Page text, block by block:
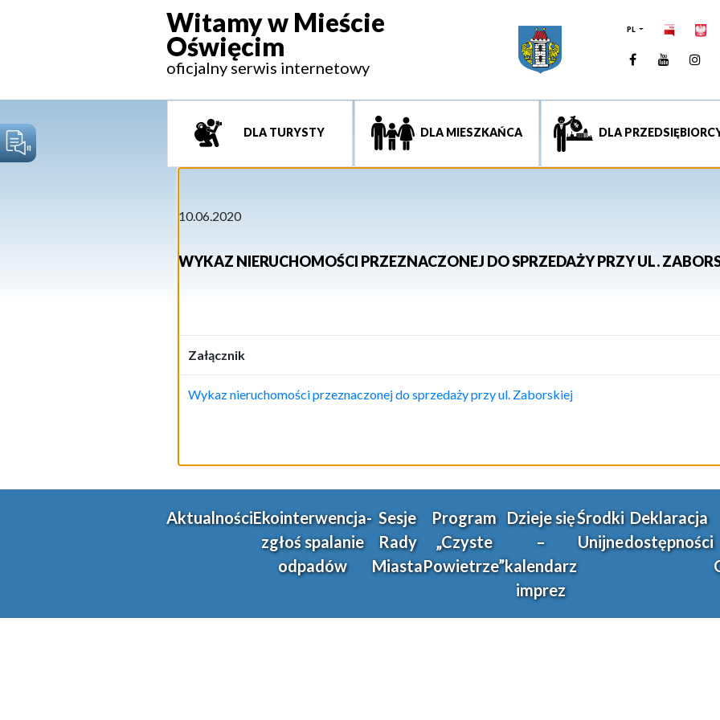
Witamy w Mieście
Oświęcim
oficjalny serwis internetowy
PL
Facebook
DLA TURYSTY DLA MIESZKAŃCA DLA
10.06.2020
WYKAZ NIERUCHOMOŚCI PRZEZNACZONEJ DO SPRZEDAŻY PRZY UL.
Załącznik
Wykaz nieruchomości przeznaczonej do sprzedaży przy ul. Zaborskiej
AktualnościEkointerwencja-
zgłoś spalanie
odpadów
Sesje
Rady
Miasta
Program
„Czyste
Powietrze”
Dzieje się
–
kalendarz
imprez
Środki
Unijne
Deklaracja
dostępności